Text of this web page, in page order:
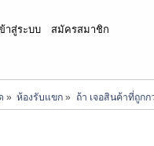
าสู่ระบบ สมัครสมาชิก
» ห้องรับแขก » ถ้า เจอสินค้าที่ถูก